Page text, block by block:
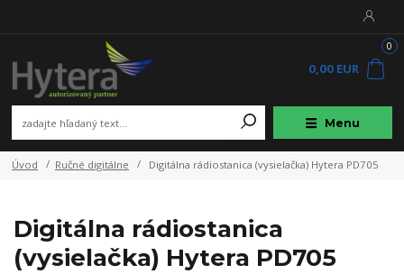
Menu
0
0,00 EUR
Úvod Ručné digitálne Digitálna rádiostanica (vysielačka) Hytera PD705
Digitálna rádiostanica
(vysielačka) Hytera PD705